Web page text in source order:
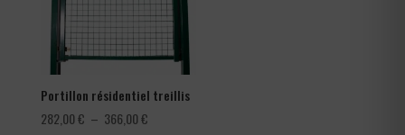
Portillon résidentiel treillis
282,00€ – 366,00€Plage